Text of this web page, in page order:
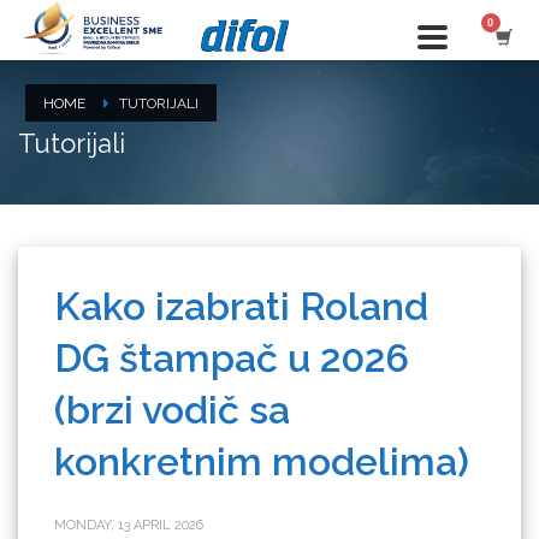
HOME TUTORIJALI
Tutorijali
Kako izabrati Roland
DG štampač u 2026
(brzi vodič sa
konkretnim modelima)
MONDAY, 13 APRIL 2026